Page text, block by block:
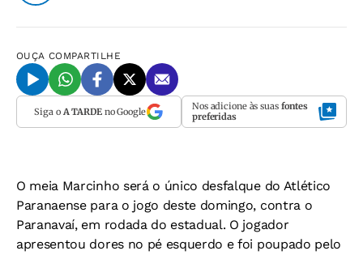
OUÇA COMPARTILHE
Siga o A TARDEno Google Nos adicione às suas fontes
preferidas
O meia Marcinho será o único desfalque do Atlético
Paranaense para o jogo deste domingo, contra o
Paranavaí, em rodada do estadual. O jogador
apresentou dores no pé esquerdo e foi poupado pelo